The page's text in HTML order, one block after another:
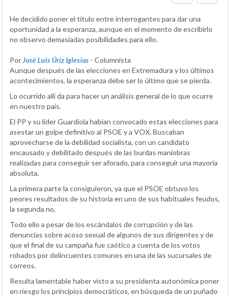
He decidido poner el título entre interrogantes para dar una
oportunidad a la esperanza, aunque en el momento de escribirlo
no observo demasiadas posibilidades para ello.
PorJosé Luis Úriz Iglesias - Columnista
Aunque después de las elecciones en Extremadura y los últimos
acontecimientos, la esperanza debe ser lo último que se pierda.
Lo ocurrido allí da para hacer un análisis general de lo que ocurre
en nuestro país.
El PP y su líder Guardiola habían convocado estas elecciones para
asestar un golpe definitivo al PSOE y a VOX. Buscaban
aprovecharse de la debilidad socialista, con un candidato
encausado y debilitado después de las burdas maniobras
realizadas para conseguir ser aforado, para conseguir una mayoría
absoluta.
La primera parte la consiguieron, ya que el PSOE obtuvo los
peores resultados de su historia en uno de sus habituales feudos,
la segunda no,
Todo ello a pesar de los escándalos de corrupción y de las
denuncias sobre acoso sexual de algunos de sus dirigentes y de
que el final de su campaña fue caótico a cuenta de los votos
robados por delincuentes comunes en una de las sucursales de
correos.
Resulta lamentable haber visto a su presidenta autonómica poner
en riesgo los principios democráticos, en búsqueda de un puñado